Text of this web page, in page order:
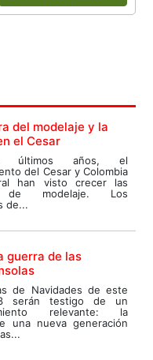
del modelaje y la
el Cesar
últimos años, el
del Cesar y Colombia
han visto crecer las
de modelaje. Los
de...
guerra de las
de Navidades de este
serán testigo de un
relevante: la
una nueva generación